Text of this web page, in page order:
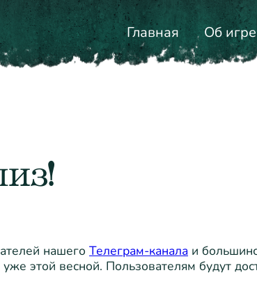
Главная Об игре
нашего Телеграм-канала и
этой весной. Пользователям будут